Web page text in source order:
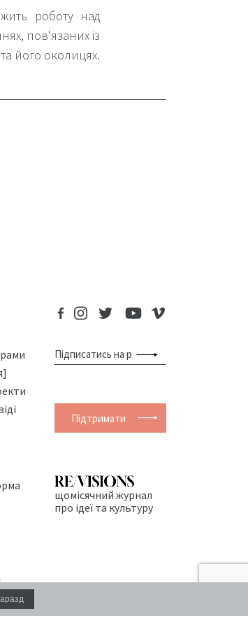
роботу над
пов'язаних із
його околицях.
Підтримати
щомісячний журнал
про ідеї та культуру